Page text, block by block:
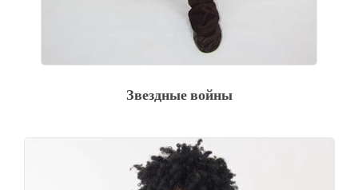
Звездные войны